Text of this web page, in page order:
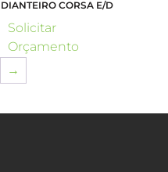
DIANTEIRO CORSA E/D
Solicitar
Orçamento
→